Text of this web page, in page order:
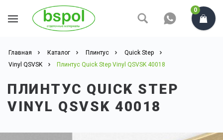
0
Главная Каталог Плинтус
Quick Step
Vinyl QSVSK
Плинтус Quick Step Vinyl QSVSK 40018
ПЛИНТУС QUICK STEP
VINYL QSVSK 40018